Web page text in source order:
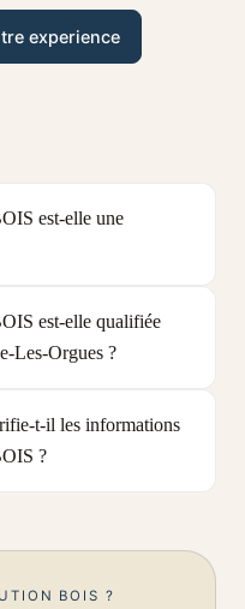
experience
est-elle une
est-elle qualifiée
Les-Orgues ?
t-il les informations
?
BOIS ?